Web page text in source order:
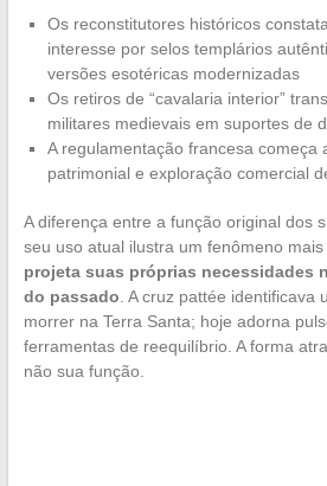
Os reconstitutores históricos
interesse por selos templários
versões esotéricas modernizadas
Os retiros de “cavalaria interior”
militares medievais em suportes de
A regulamentação francesa começa
patrimonial e exploração comercial
A diferença entre a função original dos
seu uso atual ilustra um fenômeno mais
projeta suas próprias necessidades
do passado. A cruz pattée identificava
morrer na Terra Santa; hoje adorna
ferramentas de reequilíbrio. A forma
não sua função.